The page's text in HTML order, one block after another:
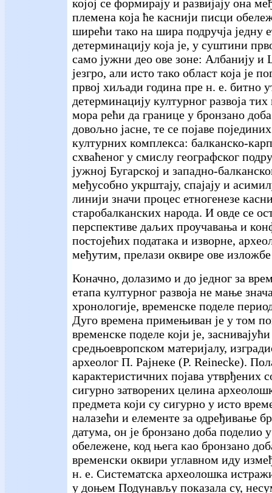
којој се формирају и развијају она
племена која ће каснији писци
ширећи тако на шира подручја једну
детерминацију која је, у суштини
само јужни део ове зоне: Албанију и
језгро, али исто тако област која је
првој хиљади година пре н. е. битно
детерминацију културног развоја
мора рећи да границе у бронзано
довољно јасне, те се појаве
културних комплекса: балканско-
схваћеног у смислу географског
јужној Бугарској и западно-
међусобно укрштају, спајају и
линији значи процес етногенезе
старобалканских народа. И овде се
перспективе даљих проучавања и
постојећих података и изворне,
међутим, прелази оквире ове
Коначно, долазимо и до једног за
етапа културног развоја не мање
хронологије, временске поделе
Дуго времена примењиван је у том
временске поделе који је,
средњоевропском материјалу,
археолог П. Рајнеке (Р. Reinecke).
карактеристичних појава утврђених
сигурно затворених целина
предмета који су сигурно у исто
налазећи и елементе за одређивање
датума, он је бронзано доба поделио
обележене, код њега као бронзано
временски оквири углавном иду
н. е. Систематска археолошка
у доњем Подунављу показала су,